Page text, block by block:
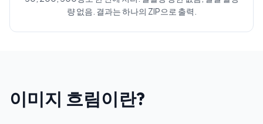
량 없음. 결과는 하나의 ZIP으로 출력.
이미지 흐림이란?